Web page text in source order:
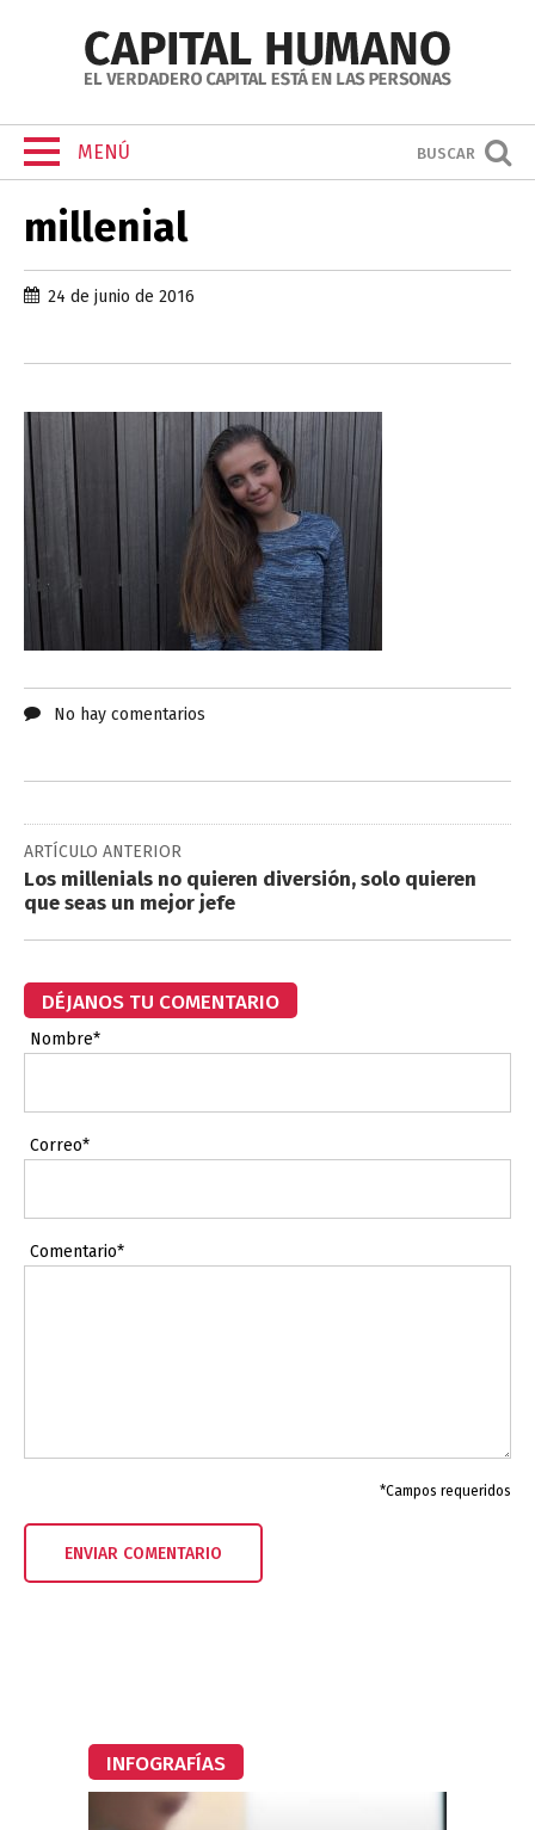
MENÚ BUSCAR
millenial
24 de junio de 2016
No hay comentarios
ARTÍCULO ANTERIOR
Los millenials no quieren diversión, solo quieren
que seas un mejor jefe
DÉJANOS TU COMENTARIO
Nombre*
Correo*
Comentario*
*Campos requeridos
INFOGRAFÍAS